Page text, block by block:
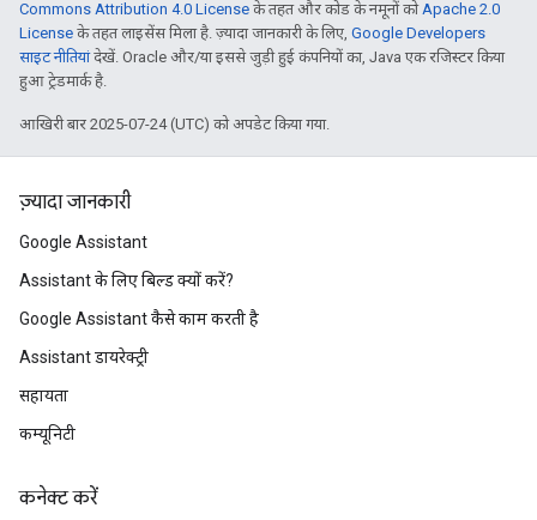
Commons Attribution 4.0 License के तहत और कोड के नमूनों कोApache 2.0
License के तहत लाइसेंस मिला है. ज़्यादा जानकारी के लिए, Google Developers
साइट नीतियांदेखें. Oracle और/या इससे जुड़ी हुई कंपनियों का, Java एक रजिस्टर किया
हुआ ट्रेडमार्क है.
आखिरी बार 2025-07-24 (UTC) को अपडेट किया गया.
ज़्यादा जानकारी
Google Assistant
Assistant के लिए बिल्ड क्यों करें?
Google Assistant कैसे काम करती है
Assistant डायरेक्ट्री
सहायता
कम्यूनिटी
कनेक्ट करें